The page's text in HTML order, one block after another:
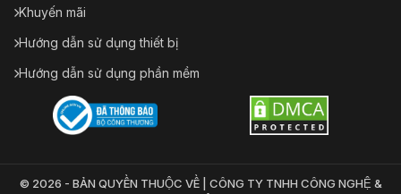
Khuyến mãi
Hướng dẫn sử dụng thiết bị
Hướng dẫn sử dụng phần mềm
© 2026 - BẢN QUYỀN THUỘC VỀ | CÔNG TY TNHH CÔNG NGHỆ &